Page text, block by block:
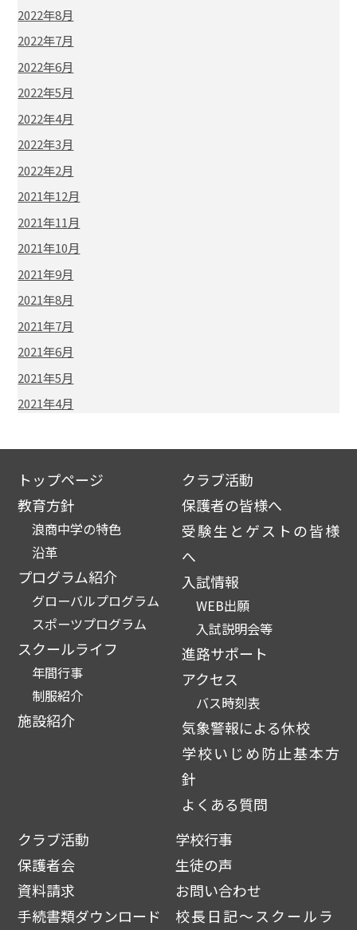
2022年8月
2022年7月
2022年6月
2022年5月
2022年4月
2022年3月
2022年2月
2021年12月
2021年11月
2021年10月
2021年9月
2021年8月
2021年7月
2021年6月
2021年5月
2021年4月
トップページ
教育方針
浪商中学の特色
沿革
プログラム紹介
グローバルプログラム
スポーツプログラム
スクールライフ
年間行事
制服紹介
施設紹介
クラブ活動
保護者の皆様へ
受験生とゲストの皆様
へ
入試情報
WEB出願
入試説明会等
進路サポート
アクセス
バス時刻表
気象警報による休校
学校いじめ防止基本方
針
よくある質問
クラブ活動
学校行事
保護者会
生徒の声
資料請求
お問い合わせ
手続書類ダウンロード
校長日記～スクールラ